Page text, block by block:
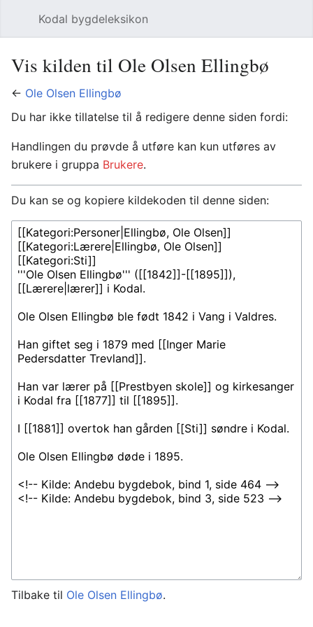
Kodal bygdeleksikon
Vis kilden til Ole Olsen Ellingbø
← Ole Olsen Ellingbø
Du har ikke tillatelse til å redigere denne siden fordi:
Handlingen du prøvde å utføre kan kun utføres av
brukere i gruppa Brukere.
Du kan se og kopiere kildekoden til denne siden:
Tilbake til Ole Olsen Ellingbø.